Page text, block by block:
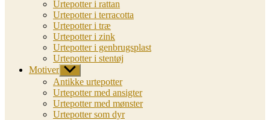
Urtepotter i rattan
Urtepotter i terracotta
Urtepotter i træ
Urtepotter i zink
Urtepotter i genbrugsplast
Urtepotter i stentøj
Motiver Vis
undermenu
Antikke urtepotter
Urtepotter med ansigter
Urtepotter med mønster
Urtepotter som dyr